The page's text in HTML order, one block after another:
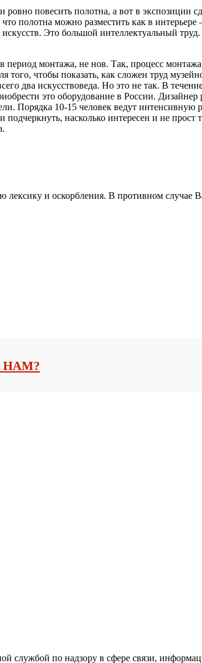
повесить полотна, а вот в экспозиции
полотна можно разместить как в интерьере
Это большой интеллектуальный
период монтажа, не нов. Так, процесс
чтобы показать, как сложен труд
два искусствоведа. Но это не так. В
это оборудование в России.
Порядка 10-15 человек ведут интенсивную
насколько интересен и не прост
лексику и оскорбления. В противном случае
НАМ?
службой по надзору в сфере связи,